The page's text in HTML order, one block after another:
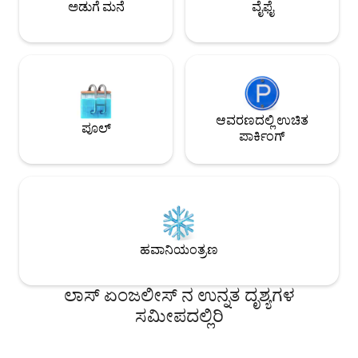
ಅಪ್‌ಡೇಟ್‌ಮಾಡಲಾಗಿದೆ
ಅಡುಗೆ ಮನೆ ವೈಫೈ
ಪೂಲ್
ಆವರಣದಲ್ಲಿ ಉಚಿತ
ಪಾರ್ಕಿಂಗ್
ಹವಾನಿಯಂತ್ರಣ
ಲಾಸ್ ಏಂಜಲೀಸ್ ನ ಉನ್ನತ ದೃಶ್ಯಗಳ
ಸಮೀಪದಲ್ಲಿರಿ